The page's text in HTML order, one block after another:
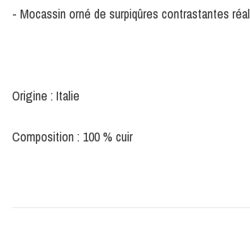
- Mocassin orné de surpiqûres contrastantes
Origine : Italie
Composition : 100 % cuir